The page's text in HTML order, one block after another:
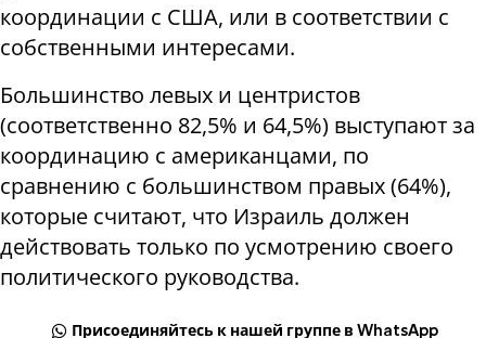
координации с США, или в соответствии с
собственными интересами.
Большинство левых и центристов
(соответственно 82,5% и 64,5%) выступают за
координацию с американцами, по
сравнению с большинством правых (64%),
которые считают, что Израиль должен
действовать только по усмотрению своего
политического руководства.
Присоединяйтесь к нашей группе в WhatsApp